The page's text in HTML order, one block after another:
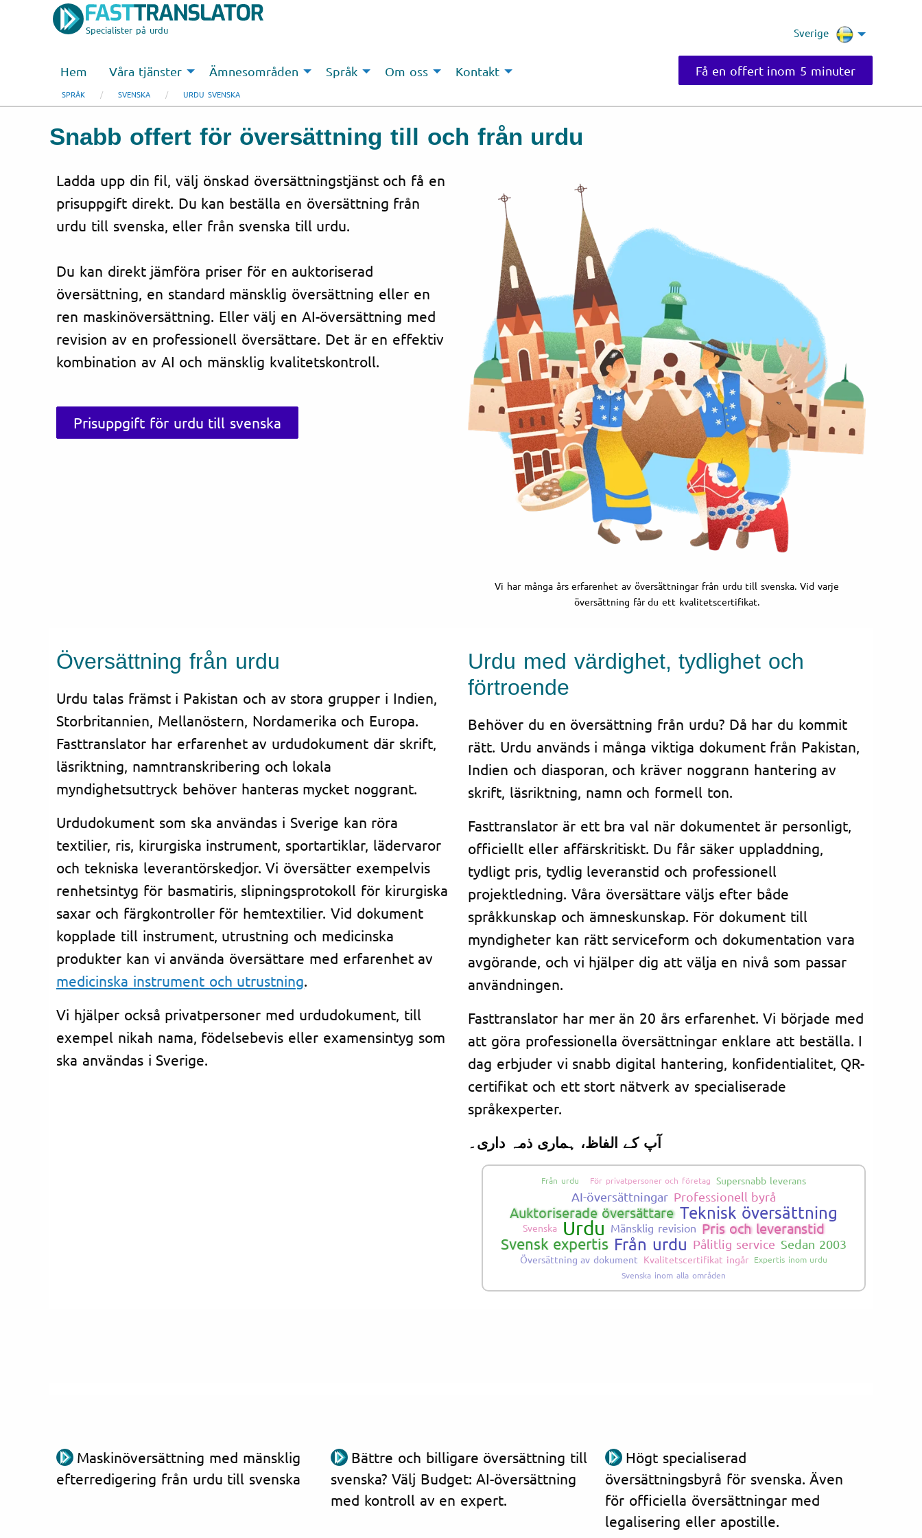
Specialister på urdu Sverige
Få en offert inom 5 minuter
Hem Våra tjänster Ämnesområden Språk Om oss Kontakt
SPRÅK SVENSKA URDU SVENSKA
Snabb offert för översättning till och från urdu
Ladda upp din fil, välj önskad översättningstjänst och få en
prisuppgift direkt. Du kan beställa en översättning från
urdu till svenska, eller från svenska till urdu.
Du kan direkt jämföra priser för en auktoriserad
översättning, en standard mänsklig översättning eller en
ren maskinöversättning. Eller välj en AI-översättning med
revision av en professionell översättare. Det är en effektiv
kombination av AI och mänsklig kvalitetskontroll.
Prisuppgift för urdu till svenska
Vi har många års erfarenhet av översättningar från urdu till svenska. Vid varje
översättning får du ett kvalitetscertifikat.
Översättning från urdu
Urdu talas främst i Pakistan och av stora grupper i Indien,
Storbritannien, Mellanöstern, Nordamerika och Europa.
Fasttranslator har erfarenhet av urdudokument där skrift,
läsriktning, namntranskribering och lokala
myndighetsuttryck behöver hanteras mycket noggrant.
Urdudokument som ska användas i Sverige kan röra
textilier, ris, kirurgiska instrument, sportartiklar, lädervaror
och tekniska leverantörskedjor. Vi översätter exempelvis
renhetsintyg för basmatiris, slipningsprotokoll för kirurgiska
saxar och färgkontroller för hemtextilier. Vid dokument
kopplade till instrument, utrustning och medicinska
produkter kan vi använda översättare med erfarenhet av
medicinska instrument och utrustning.
Vi hjälper också privatpersoner med urdudokument, till
exempel nikah nama, födelsebevis eller examensintyg som
ska användas i Sverige.
Urdu med värdighet, tydlighet och
förtroende
Behöver du en översättning från urdu? Då har du kommit
rätt. Urdu används i många viktiga dokument från Pakistan,
Indien och diasporan, och kräver noggrann hantering av
skrift, läsriktning, namn och formell ton.
Fasttranslator är ett bra val när dokumentet är personligt,
officiellt eller affärskritiskt. Du får säker uppladdning,
tydligt pris, tydlig leveranstid och professionell
projektledning. Våra översättare väljs efter både
språkkunskap och ämneskunskap. För dokument till
myndigheter kan rätt serviceform och dokumentation vara
avgörande, och vi hjälper dig att välja en nivå som passar
användningen.
Fasttranslator har mer än 20 års erfarenhet. Vi började med
att göra professionella översättningar enklare att beställa. I
dag erbjuder vi snabb digital hantering, konfidentialitet, QR-
certifikat och ett stort nätverk av specialiserade
språkexperter.
آپ کے الفاظ، ہماری ذمہ داری۔
Från urdu För privatpersoner och företag Supersnabb leverans
AI-översättningar Professionell byrå
Auktoriserade översättare Teknisk översättning
Svenska Urdu Mänsklig revision Pris och leveranstid
Svensk expertis Från urdu Pålitlig service Sedan 2003
Översättning av dokument Kvalitetscertifikat ingår Expertis inom urdu
Svenska inom alla områden
Maskinöversättning med mänsklig
efterredigering från urdu till svenska
Bättre och billigare översättning till
svenska? Välj Budget: AI-översättning
med kontroll av en expert.
Högt specialiserad
översättningsbyrå för svenska. Även
för officiella översättningar med
legalisering eller apostille.